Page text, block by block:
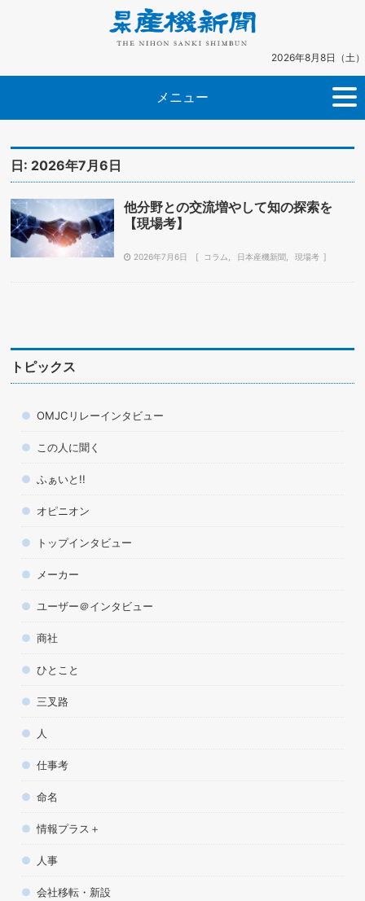
2026年8月8日（土）
メニュー
日: 2026年7月6日
他分野との交流増やして知の探索を
【現場考】
2026年7月6日 コラム 日本産機新聞 現場考
トピックス
OMJCリレーインタビュー
この人に聞く
ふぁいと!!
オピニオン
トップインタビュー
メーカー
ユーザー＠インタビュー
商社
ひとこと
三叉路
人
仕事考
命名
情報プラス＋
人事
会社移転・新設